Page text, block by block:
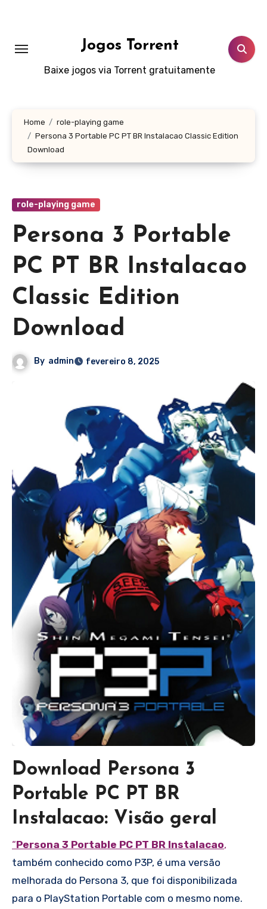
Jogos Torrent
Baixe jogos via Torrent gratuitamente
Home
role-playing game
Persona 3 Portable PC PT BR Instalacao Classic Edition
Download
role-playing game
Persona 3 Portable
PC PT BR Instalacao
Classic Edition
Download
By admin fevereiro 8, 2025
Download Persona 3
Portable PC PT BR
Instalacao: Visão geral
“ Persona 3 Portable PC PT BR Instalacao,
também conhecido como P3P, é uma versão
melhorada do Persona 3, que foi disponibilizada
para o PlayStation Portable com o mesmo nome.